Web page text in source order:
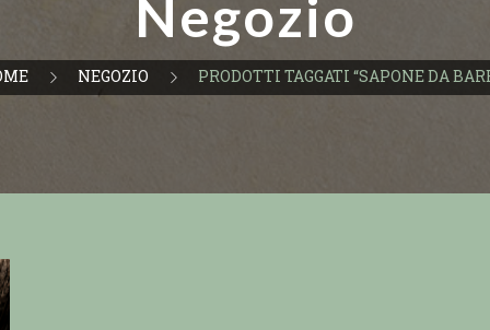
Negozio
NEGOZIO PRODOTTI TAGGATI “SAPONE DA